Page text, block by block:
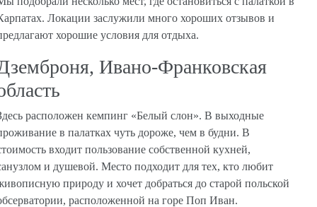
Локации заслужили много хороших отзывов и
хорошие условия для отдыха.
Ивано-Франковская
расположен кемпинг «Белый слон». В выходные
в палатках чуть дороже, чем в будни. В
входит пользование собственной кухней,
и душевой. Место подходит для тех, кто любит
природу и хочет добраться до старой польской
расположенной на горе Поп Иван.